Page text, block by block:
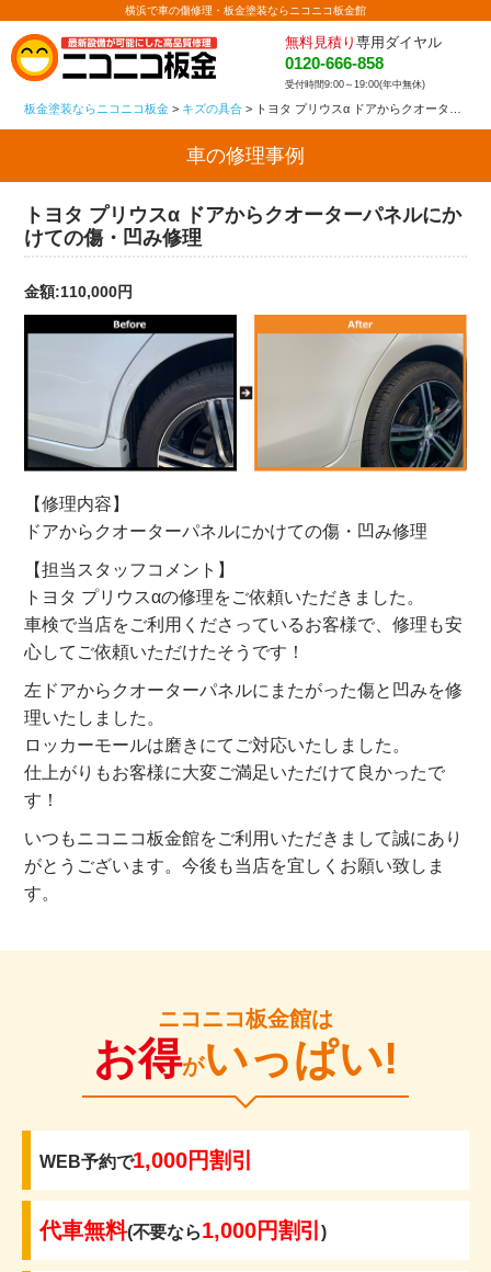
横浜で車の傷修理・板金塗装ならニコニコ板金館
無料見積り 専用ダイヤル
0120-666-858
受付時間9:00～19:00(年中無休)
板金塗装ならニコニコ板金 > キズの具合 > トヨタ プリウスα ドアからクオーターパネルにかけての傷・凹み修理
車の修理事例
トヨタ プリウスα ドアからクオーターパネルにか
けての傷・凹み修理
金額:110,000円
【修理内容】
ドアからクオーターパネルにかけての傷・凹み修理
【担当スタッフコメント】
トヨタ プリウスαの修理をご依頼いただきました。
車検で当店をご利用くださっているお客様で、修理も安
心してご依頼いただけたそうです！
左ドアからクオーターパネルにまたがった傷と凹みを修
理いたしました。
ロッカーモールは磨きにてご対応いたしました。
仕上がりもお客様に大変ご満足いただけて良かったで
す！
いつもニコニコ板金館をご利用いただきまして誠にあり
がとうございます。今後も当店を宜しくお願い致しま
す。
ニコニコ板金館は
お得がいっぱい!
WEB予約で1,000円割引
代車無料(不要なら1,000円割引)